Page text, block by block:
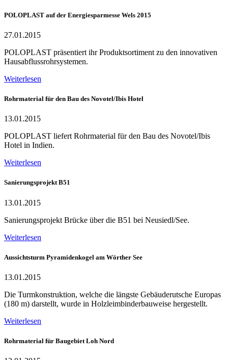
POLOPLAST auf der Energiesparmesse Wels 2015
27.01.2015
POLOPLAST präsentiert ihr Produktsortiment zu den innovativen
Hausabflussrohrsystemen.
Weiterlesen
Rohrmaterial für den Bau des Novotel/Ibis Hotel
13.01.2015
POLOPLAST liefert Rohrmaterial für den Bau des Novotel/Ibis
Hotel in Indien.
Weiterlesen
Sanierungsprojekt B51
13.01.2015
Sanierungsprojekt Brücke über die B51 bei Neusiedl/See.
Weiterlesen
Aussichtsturm Pyramidenkogel am Wörther See
13.01.2015
Die Turmkonstruktion, welche die längste Gebäuderutsche Europas
(180 m) darstellt, wurde in Holzleimbinderbauweise hergestellt.
Weiterlesen
Rohrmaterial für Baugebiet Loh Nord